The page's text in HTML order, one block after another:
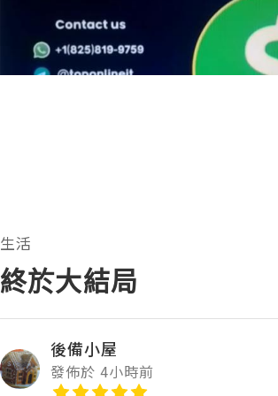
生活
終於大結局
後備小屋
發佈於 4小時前